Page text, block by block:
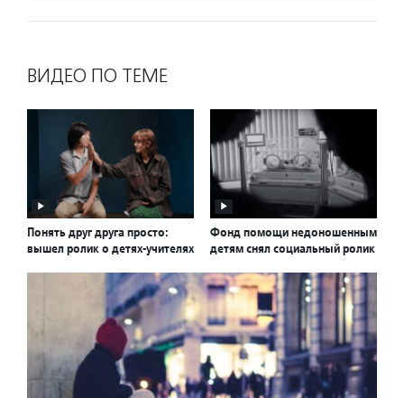
ВИДЕО ПО ТЕМЕ
Понять друг друга просто:
вышел ролик о детях-учителях
Фонд помощи недоношенным
детям снял социальный ролик